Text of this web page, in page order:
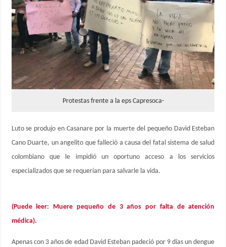
Protestas frente a la eps Capresoca-
Luto se produjo en Casanare por la muerte del pequeño David Esteban
Cano Duarte, un angelito que falleció a causa del fatal sistema de salud
colombiano que le impidió un oportuno acceso a los servicios
especializados que se requerían para salvarle la vida.
(Puede leer: Muere pequeño de 3 años por falta de atención
médica).
Apenas con 3 años de edad David Esteban padeció por 9 días un dengue